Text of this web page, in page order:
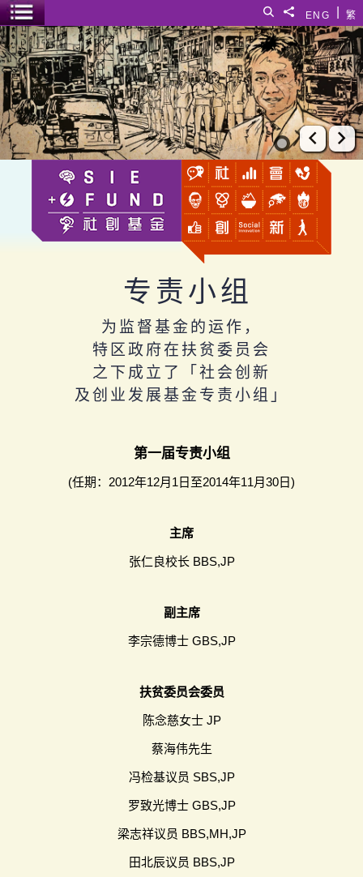
繁
ENG
分享給
搜寻
菜单开关
社创基金
上一张
下
专责小组
为监督基金的运作，
特区政府在扶贫委员会
之下成立了「社会创新
及创业发展基金专责小组」
第一届专责小组
(任期：2012年12月1日至2014年11月30日)
主席
张仁良校长 BBS,JP
副主席
李宗德博士 GBS,JP
扶贫委员会委员
陈念慈女士 JP
蔡海伟先生
冯检基议员 SBS,JP
罗致光博士 GBS,JP
梁志祥议员 BBS,MH,JP
田北辰议员 BBS,JP